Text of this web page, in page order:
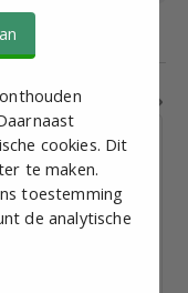
product)
cookies. Dit
te maken.
toestemming
de analytische